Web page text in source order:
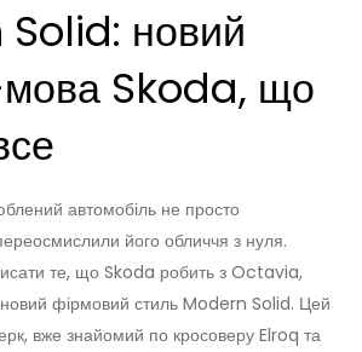
новий
Skoda, що
автомобіль не просто
його обличчя з нуля.
те, що Skoda робить з Octavia,
новий фірмовий стиль Modern Solid. Цей
вже знайомий по кросоверу Elroq та